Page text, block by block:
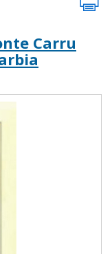
Carru